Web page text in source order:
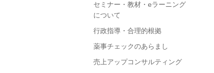
セミナー・教材・eラーニング
について
行政指導・合理的根拠
薬事チェックのあらまし
売上アップコンサルティング